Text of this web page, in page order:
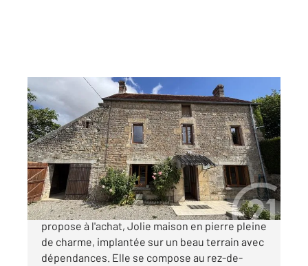
BOISCHAMPRE 61
89,50 m
, 5 pièces
Ref : 13089
Maison à vendre
120 000 €
Votre agence CENTURY 21 ML Immobilier vous
propose à l'achat, Jolie maison en pierre pleine
de charme, implantée sur un beau terrain avec
dépendances. Elle se compose au rez-de-